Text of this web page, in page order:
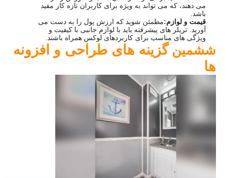
می دهند، که می تواند به ویژه برای کاربران تازه کار مفید
باشد.
قیمت و لوازم:مطمئن شوید که ارزش پول را به دست می
آورید. تریلر های پیشرفته باید با لوازم جانبی با کیفیت و
ویژگی های مناسب برای کاربردهای لوکس همراه باشند.
ششمین گزینه های طراحی و افزونه
ها